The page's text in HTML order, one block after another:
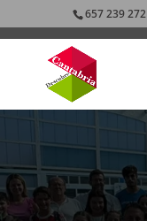
657 239 272